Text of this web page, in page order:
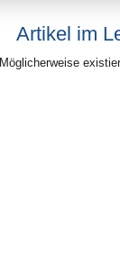
Artikel im
Möglicherweise